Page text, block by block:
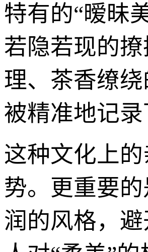
特有的“暧昧
若隐若现的
理、茶香缭
被精准地记录
这种文化上
势。更重要
润的风格，